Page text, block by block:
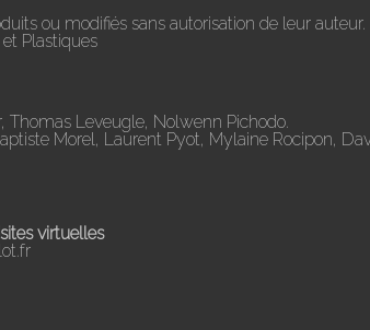
ou modifiés sans autorisation de leur auteur.
Plastiques
Thomas Leveugle, Nolwenn Pichodo.
Morel, Laurent Pyot, Mylaine Rocipon,
virtuelles